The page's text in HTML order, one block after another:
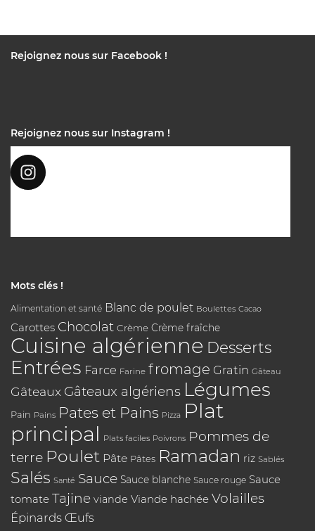
Rejoignez nous sur Facebook !
Rejoignez nous sur Instagram !
Mots clés !
Alimentation et santé Blanc de poulet Boulettes Cacao
Carottes Chocolat Crème Crème fraîche
Cuisine algérienne Desserts
Entrées Farce Farine fromage Gratin Gâteau
Gâteaux Gâteaux algériens Légumes
Pain Pains Pates et Pains Pizza Plat
principal Plats faciles Poivrons Pommes de
terre Poulet Pâte Pâtes Ramadan riz Sablés
Salés Santé Sauce Sauce blanche Sauce rouge Sauce
tomate Tajine viande Viande hachée Volailles
Épinards Œufs